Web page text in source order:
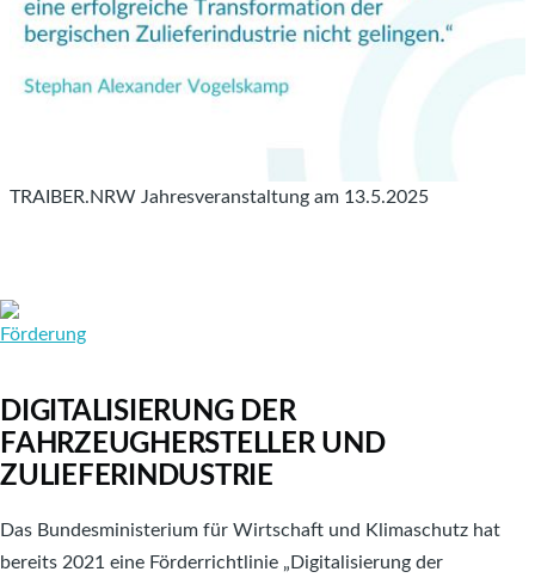
TRAIBER.NRW Jahresveranstaltung am 13.5.2025
DIGITALISIERUNG DER
FAHRZEUGHERSTELLER UND
ZULIEFERINDUSTRIE
Das Bundesministerium für Wirtschaft und Klimaschutz hat
bereits 2021 eine Förderrichtlinie „Digitalisierung der